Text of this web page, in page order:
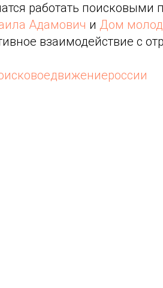
работать поисковыми
Адамович и Дом
взаимодействие с